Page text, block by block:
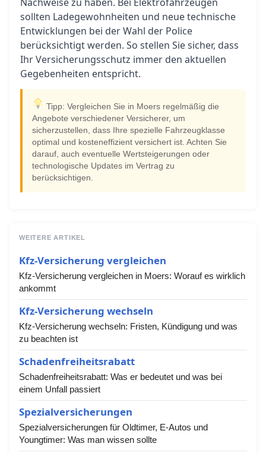
sollten Ladegewohnheiten und neue technische
Entwicklungen bei der Wahl der Police
berücksichtigt werden. So stellen Sie sicher, dass
Ihr Versicherungsschutz immer den aktuellen
Gegebenheiten entspricht.
Tipp: Vergleichen Sie in Moers regelmäßig die
Angebote verschiedener Versicherer, um
sicherzustellen, dass Ihre spezielle Fahrzeugklasse
optimal und kosteneffizient versichert ist. Achten Sie
darauf, auch eventuelle Wertsteigerungen oder
technologische Updates im Vertrag zu
berücksichtigen.
WEITERE ARTIKEL
Kfz-Versicherung vergleichen
Kfz-Versicherung vergleichen in Moers: Worauf es wirklich
ankommt
Kfz-Versicherung wechseln
Kfz-Versicherung wechseln: Fristen, Kündigung und was
zu beachten ist
Schadenfreiheitsrabatt
Schadenfreiheitsrabatt: Was er bedeutet und was bei
einem Unfall passiert
Spezialversicherungen
Spezialversicherungen für Oldtimer, E-Autos und
Youngtimer: Was man wissen sollte